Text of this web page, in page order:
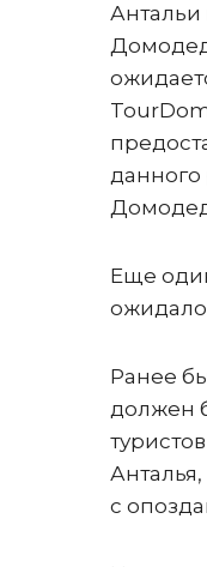
Антальи
данного
Еще
Ранее
должен
с